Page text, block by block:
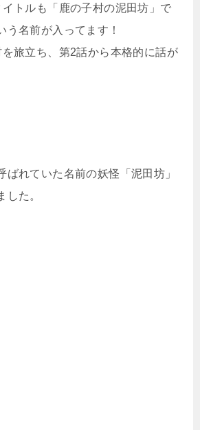
トルも「鹿の子村の泥田坊」で
う名前が入ってます！
旅立ち、第2話から本格的に話が
ばれていた名前の妖怪「泥田坊」
した。